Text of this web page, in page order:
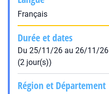
Français
Durée et dates
Du 25/11/26 au 26/11/26
(2 jour(s))
Région et Département